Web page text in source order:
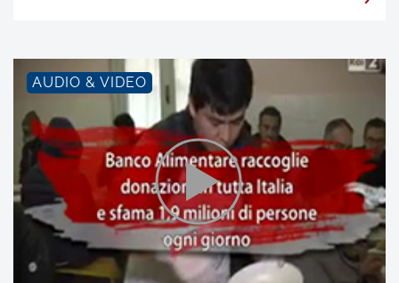
AUDIO & VIDEO